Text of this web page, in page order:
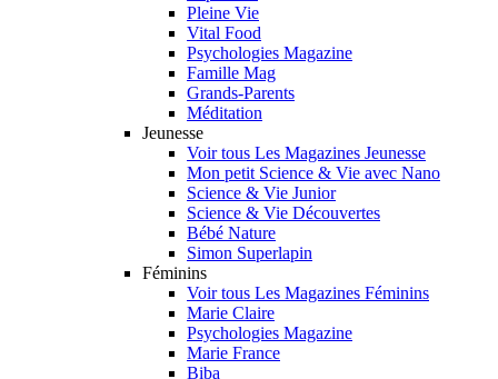
Pleine Vie
Vital Food
Psychologies Magazine
Famille Mag
Grands-Parents
Méditation
Jeunesse
Voir tous Les Magazines Jeunesse
Mon petit Science & Vie avec Nano
Science & Vie Junior
Science & Vie Découvertes
Bébé Nature
Simon Superlapin
Féminins
Voir tous Les Magazines Féminins
Marie Claire
Psychologies Magazine
Marie France
Biba